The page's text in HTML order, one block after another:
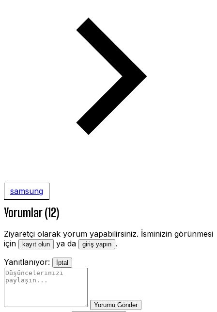
samsung
Yorumlar (12)
Ziyaretçi olarak yorum yapabilirsiniz. İsminizin görünmesi
için
kayıt olun ya da giriş yapın .
Yanıtlanıyor:
İptal
Yorumu Gönder